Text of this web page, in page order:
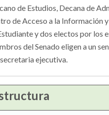
de Estudios, Decana de
de Acceso a la Información
y dos electos por los
del Senado eligen a un
ejecutiva.